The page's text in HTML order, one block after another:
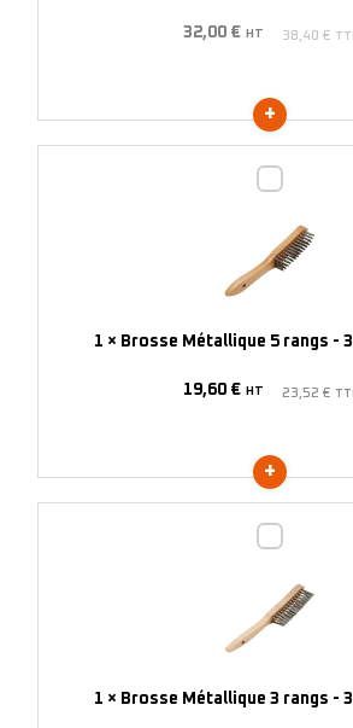
32,00 € HT 38,40 €
rangs
1 × Brosse Métallique 5 rangs -
19,60 € HT 23,52 €
rangs
1 × Brosse Métallique 3 rangs -